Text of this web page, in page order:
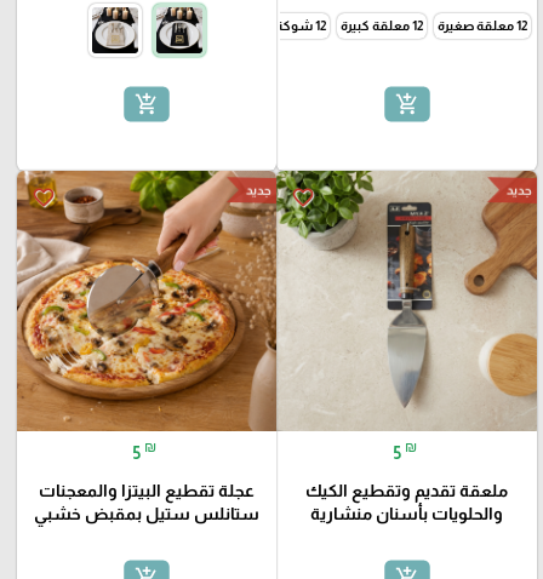
12 معلقة صغيرة 12 معلقة كبيرة 12 شوكة صغيرة
add_shopping_cart
add_shopping_cart
favorite_border جديد
5 ₪
ملعقة تقديم وتقطيع الكيك
والحلويات بأسنان منشارية
favorite_border جديد
5 ₪
عجلة تقطيع البيتزا والمعجنات
ستانلس ستيل بمقبض خشبي